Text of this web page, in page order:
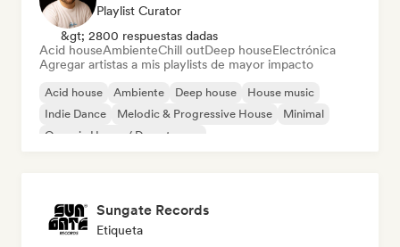
Playlist Curator
&gt; 2800 respuestas dadas
Acid houseAmbienteChill outDeep houseElectrónica
Agregar artistas a mis playlists de mayor impacto
Acid house Ambiente Deep house
House music
Indie Dance
Melodic & Progressive House
Minimal
Organic House / Downtempo
Sungate Records
Etiqueta